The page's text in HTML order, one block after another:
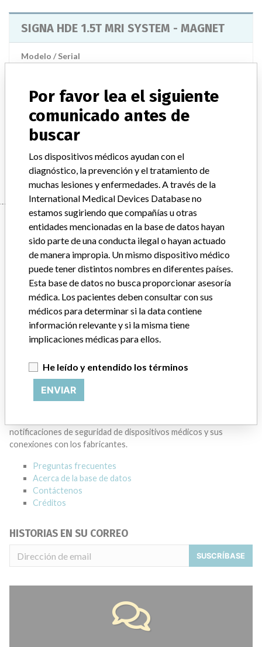
SIGNA HDE 1.5T MRI SYSTEM - MAGNET
Modelo / Serial
Descripción del producto
SIGNA HDE 1.5T MRI SYSTEM - MAGNET
Manufacturer
HEALTHCARE)
Manufacturer
GENERAL ELECTRIC CANADA (OPERATING
AS GE HEALTHCARE)
Dirección del fabricante
Empresa matriz del fabricante (2017)
Source
ACERCA DE LA BASE DE DATOS
notificaciones de seguridad de dispositivos médicos y sus
conexiones con los fabricantes.
Preguntas frecuentes
Acerca de la base de datos
Contáctenos
Créditos
HISTORIAS EN SU CORREO
SUSCRÍBASE
Por favor lea el siguiente
comunicado antes de
buscar
Los dispositivos médicos ayudan con el
diagnóstico, la prevención y el tratamiento de
muchas lesiones y enfermedades. A través de la
International Medical Devices Database no
estamos sugiriendo que compañías u otras
entidades mencionadas en la base de datos hayan
sido parte de una conducta ilegal o hayan actuado
de manera impropia. Un mismo dispositivo médico
puede tener distintos nombres en diferentes países.
Esta base de datos no busca proporcionar asesoría
médica. Los pacientes deben consultar con sus
médicos para determinar si la data contiene
información relevante y si la misma tiene
implicaciones médicas para ellos.
He leído y entendido los términos
ENVIAR